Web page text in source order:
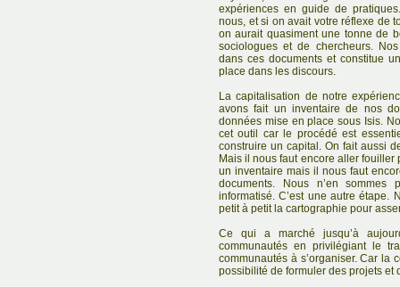
expériences en guide de
nous, et si on avait votre réflexe de
on aurait quasiment une tonne de
sociologues et de chercheurs.
dans ces documents et constitue
place dans les discours.
La capitalisation de notre
avons fait un inventaire de nos
données mise en place sous Isis.
cet outil car le procédé est
construire un capital. On fait aussi
Mais il nous faut encore aller
un inventaire mais il nous faut
documents. Nous n’en
informatisé. C’est une autre étape.
petit à petit la cartographie pour
Ce qui a marché jusqu’à
communautés en privilégiant le
communautés à s’organiser. Car la
possibilité de formuler des projets et